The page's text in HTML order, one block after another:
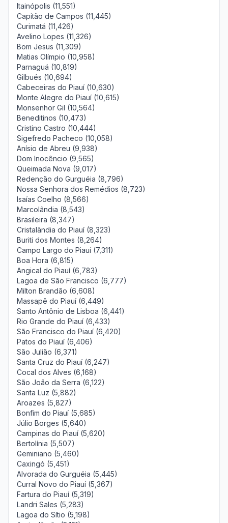
Itainópolis (11,551)
Capitão de Campos (11,445)
Curimatá (11,426)
Avelino Lopes (11,326)
Bom Jesus (11,309)
Matias Olímpio (10,958)
Parnaguá (10,819)
Gilbués (10,694)
Cabeceiras do Piauí (10,630)
Monte Alegre do Piauí (10,615)
Monsenhor Gil (10,564)
Beneditinos (10,473)
Cristino Castro (10,444)
Sigefredo Pacheco (10,058)
Anísio de Abreu (9,938)
Dom Inocêncio (9,565)
Queimada Nova (9,017)
Redenção do Gurguéia (8,796)
Nossa Senhora dos Remédios (8,723)
Isaías Coelho (8,566)
Marcolândia (8,543)
Brasileira (8,347)
Cristalândia do Piauí (8,323)
Buriti dos Montes (8,264)
Campo Largo do Piauí (7,311)
Boa Hora (6,815)
Angical do Piauí (6,783)
Lagoa de São Francisco (6,777)
Milton Brandão (6,608)
Massapê do Piauí (6,449)
Santo Antônio de Lisboa (6,441)
Rio Grande do Piauí (6,433)
São Francisco do Piauí (6,420)
Patos do Piauí (6,406)
São Julião (6,371)
Santa Cruz do Piauí (6,247)
Cocal dos Alves (6,168)
São João da Serra (6,122)
Santa Luz (5,882)
Aroazes (5,827)
Bonfim do Piauí (5,685)
Júlio Borges (5,640)
Campinas do Piauí (5,620)
Bertolínia (5,507)
Geminiano (5,460)
Caxingó (5,451)
Alvorada do Gurguéia (5,445)
Curral Novo do Piauí (5,367)
Fartura do Piauí (5,319)
Landri Sales (5,283)
Lagoa do Sítio (5,198)